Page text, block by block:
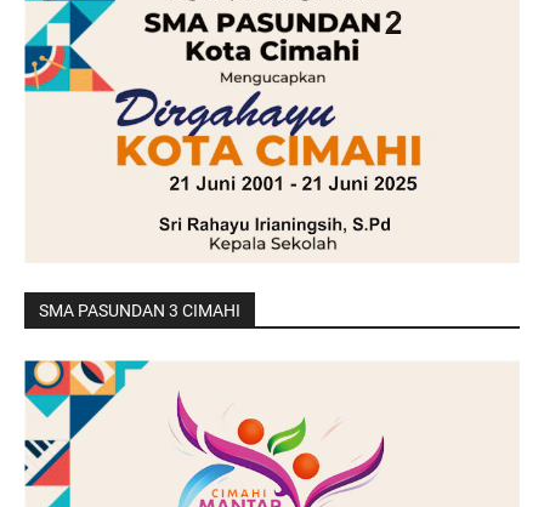
SMA PASUNDAN 3 CIMAHI